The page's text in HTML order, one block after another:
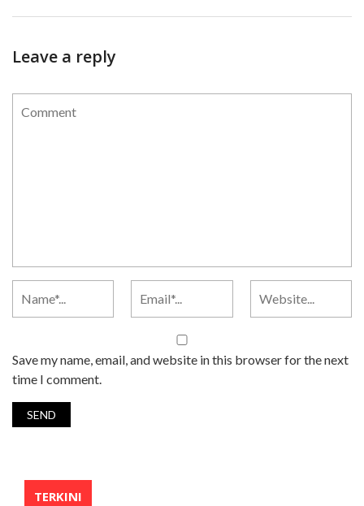
Leave a reply
Save my name, email, and website in this browser for the next
time I comment.
TERKINI